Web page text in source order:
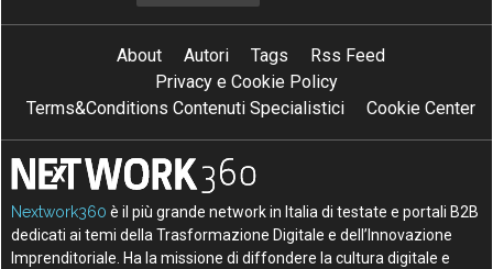
About Autori Tags
Rss Feed
Privacy e Cookie Policy
Terms&Conditions Contenuti Specialistici
Cookie Center
Nextwork360 è il più grande network in Italia di testate e portali B2B
dedicati ai temi della Trasformazione Digitale e dell’Innovazione
Imprenditoriale. Ha la missione di diffondere la cultura digitale e